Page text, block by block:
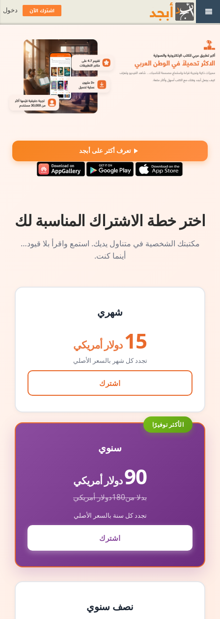
تعرف أكثر على أبجد
اختر خطة الاشتراك المناسبة لك
مكتبتك الشخصية في متناول يديك. استمع واقرأ بلا قيود…
أينما كنت.
شهري
15 دولار أمريكي
تجدد كل شهر بالسعر الأصلي
اشترك
الأكثر توفيرًا
سنوي
90دولار أمريكي
بدلا من180دولار أمريكي
تجدد كل سنة بالسعر الأصلي
اشترك
نصف سنوي
اشترك الآن دخول